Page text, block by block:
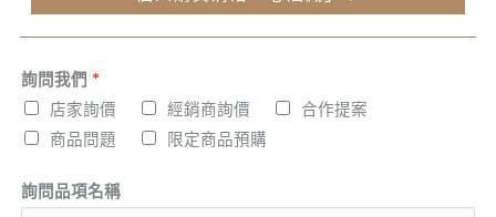
詢問我們 *
店家詢價
經銷商詢價
合作提案
商品問題
限定商品預購
詢問品項名稱